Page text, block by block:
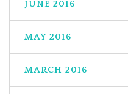
JUNE 2016
MAY 2016
MARCH 2016